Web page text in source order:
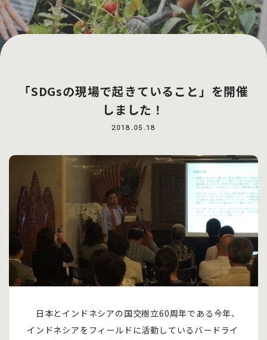
「SDGsの現場で起きていること」を開催
しました！
2018.05.18
日本とインドネシアの国交樹立60周年である今年、
インドネシアをフィールドに活動しているバードライ